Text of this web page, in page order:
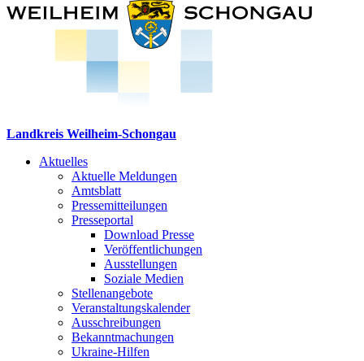
Landkreis Weilheim-Schongau
Aktuelles
Aktuelle Meldungen
Amtsblatt
Pressemitteilungen
Presseportal
Download Presse
Veröffentlichungen
Ausstellungen
Soziale Medien
Stellenangebote
Veranstaltungskalender
Ausschreibungen
Bekanntmachungen
Ukraine-Hilfen